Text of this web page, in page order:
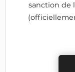
sanction de